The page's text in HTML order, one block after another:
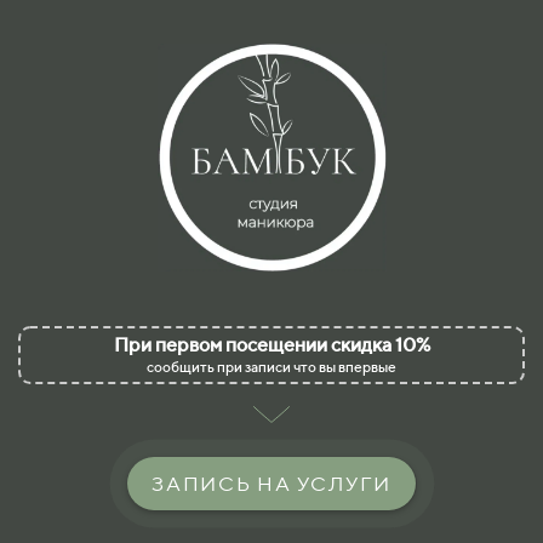
При первом посещении скидка 10%
сообщить при записи что вы впервые
ЗАПИСЬ НА УСЛУГИ